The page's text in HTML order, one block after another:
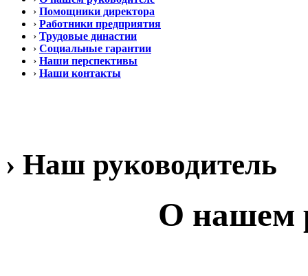
› Помощники директора
› Работники предприятия
› Трудовые династии
› Социальные гарантии
› Наши перспективы
› Наши контакты
› Наш руководитель
О нашем